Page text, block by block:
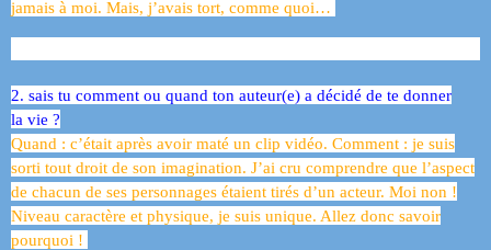
jamais à moi. Mais, j’avais tort, comme quoi…
2. sais tu comment ou quand ton auteur(e) a décidé de te donner
la vie ?
Quand : c’était après avoir maté un clip vidéo. Comment : je suis
sorti tout droit de son imagination. J’ai cru comprendre que l’aspect
de chacun de ses personnages étaient tirés d’un acteur. Moi non !
Niveau caractère et physique, je suis unique. Allez donc savoir
pourquoi !